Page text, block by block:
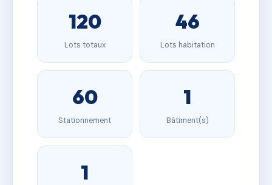
120
Lots totaux
46
Lots habitation
60
Stationnement
1
Bâtiment(s)
1